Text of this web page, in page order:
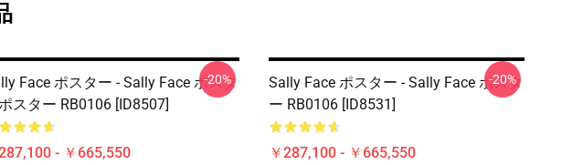
Face ポスター - Sally Face ポスタ
スター RB0106 [ID8507]
- ￥665,550
-20%
Sally Face ポスター - Sally Face ポスタ
ー RB0106 [ID8531]
￥287,100 - ￥665,550
-20%